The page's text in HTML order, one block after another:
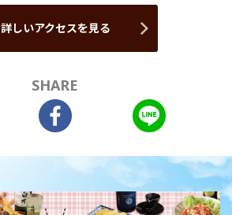
詳しいアクセスを見る
SHARE